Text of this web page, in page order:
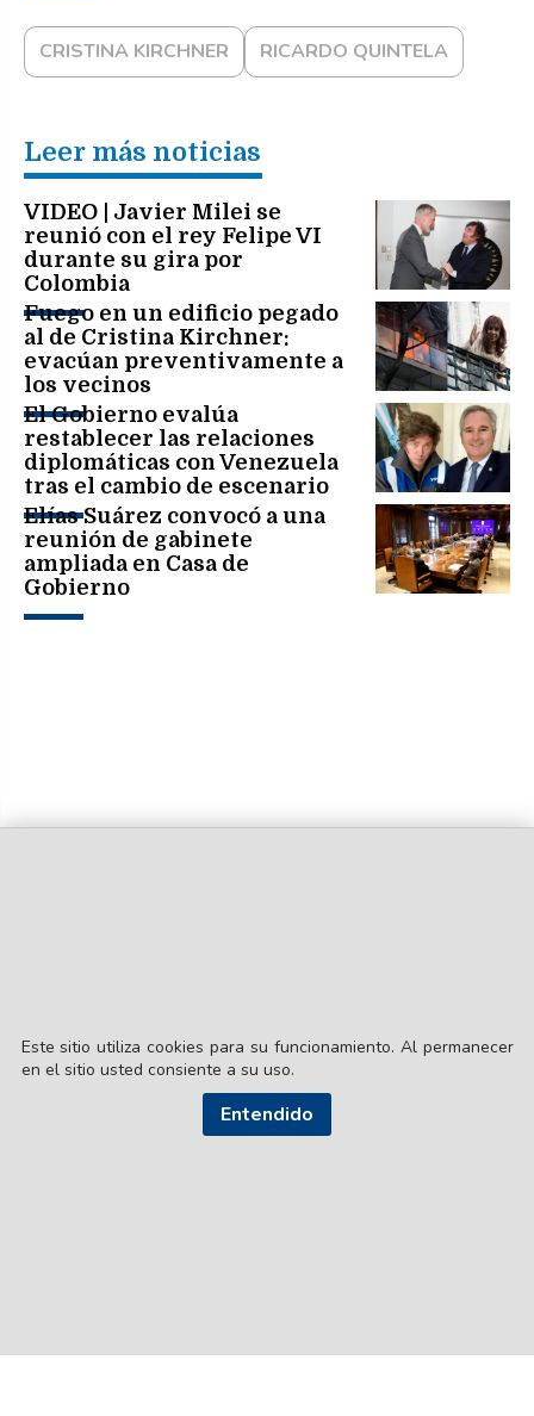
CRISTINA KIRCHNER RICARDO QUINTELA
Leer más noticias
VIDEO | Javier Milei se
reunió con el rey Felipe VI
durante su gira por
Colombia
Fuego en un edificio pegado
al de Cristina Kirchner:
evacúan preventivamente a
los vecinos
El Gobierno evalúa
restablecer las relaciones
diplomáticas con Venezuela
tras el cambio de escenario
político
Elías Suárez convocó a una
reunión de gabinete
ampliada en Casa de
Gobierno
Este sitio utiliza cookies para su funcionamiento. Al permanecer
en el sitio usted consiente a su uso.
Entendido